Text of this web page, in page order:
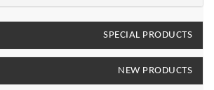
SPECIAL PRODUCTS
NEW PRODUCTS